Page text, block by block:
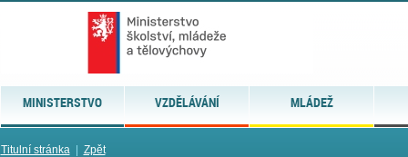
MINISTERSTVO VZDĚLÁVÁNÍ MLÁDEŽ
Titulní stránka| Zpět